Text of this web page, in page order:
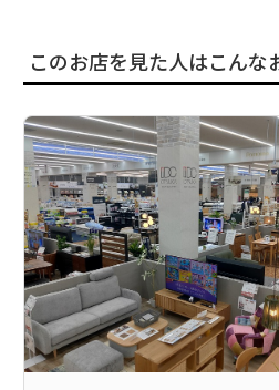
このお店を見た人はこんな